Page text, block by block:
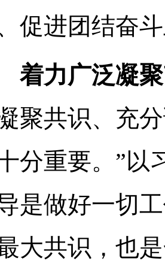
促进团结奋
着力广泛凝
聚共识、充
分重要。”以
是做好一切
大共识，也